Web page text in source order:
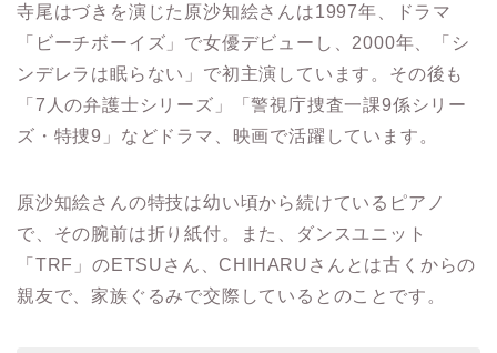
寺尾はづきを演じた原沙知絵さんは1997年、ドラマ
「ビーチボーイズ」で女優デビューし、2000年、「シ
ンデレラは眠らない」で初主演しています。その後も
「7人の弁護士シリーズ」「警視庁捜査一課9係シリー
ズ・特捜9」などドラマ、映画で活躍しています。
原沙知絵さんの特技は幼い頃から続けているピアノ
で、その腕前は折り紙付。また、ダンスユニット
「TRF」のETSUさん、CHIHARUさんとは古くからの
親友で、家族ぐるみで交際しているとのことです。